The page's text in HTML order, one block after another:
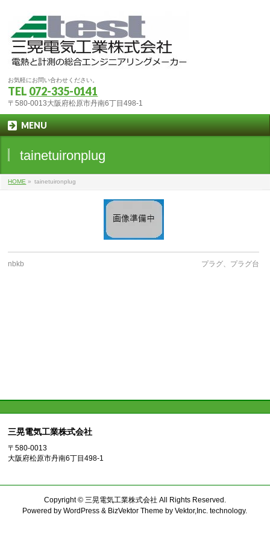
お気軽にお問い合わせください。
TEL 072-335-0141
〒580-0013大阪府松原市丹南6丁目498-1
MENU
tainetuironplug
HOME » tainetuironplug
nbkb プラグ、プラグ台
三晃電気工業株式会社
〒580-0013
大阪府松原市丹南6丁目498-1
Copyright © 三晃電気工業株式会社 All Rights Reserved.
Powered byWordPress & BizVektor Theme byVektor,Inc. technology.